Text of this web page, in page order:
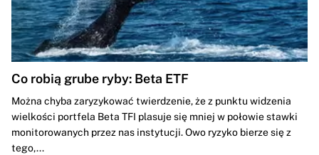
Co robią grube ryby: Beta ETF
Można chyba zaryzykować twierdzenie, że z punktu widzenia
wielkości portfela Beta TFI plasuje się mniej w połowie stawki
monitorowanych przez nas instytucji. Owo ryzyko bierze się z
tego,...